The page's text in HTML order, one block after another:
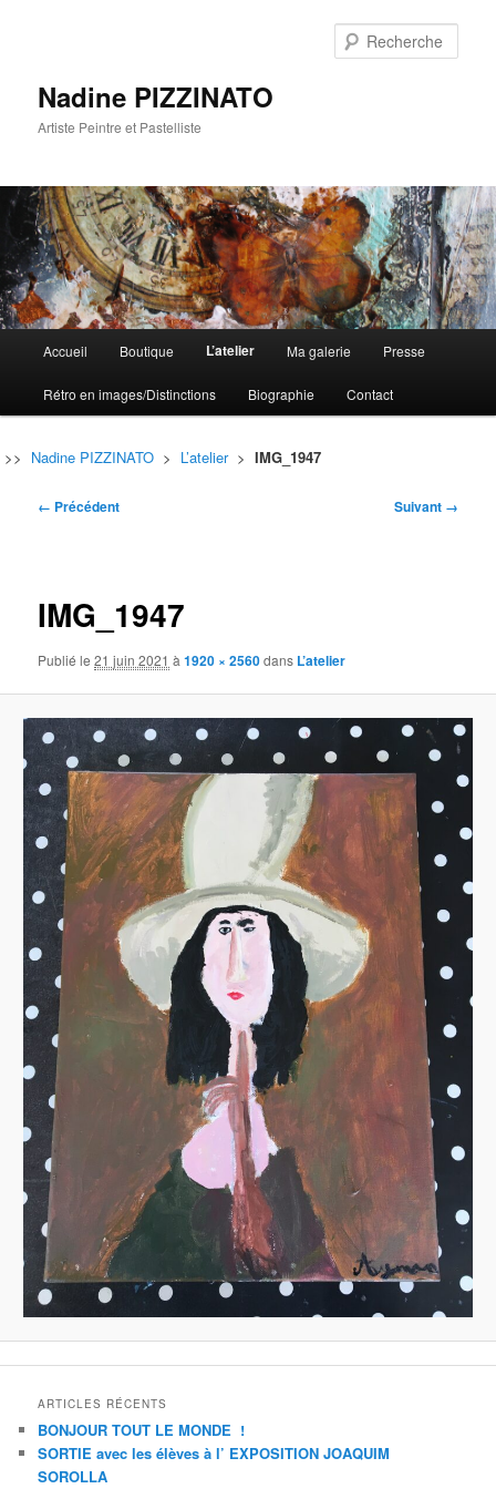
Nadine PIZZINATO
Artiste Peintre et Pastelliste
principal
Aller
au
contenu
principal
Aller
au
contenu
secondaire
Accueil Boutique L’atelier Ma galerie Presse
Rétro en images/Distinctions Biographie Contact
>> Nadine PIZZINATO > L’atelier> IMG_1947
Navigation
← Précédent Suivant →
IMG_1947
Publié le21 juin 2021 à1920 × 2560dans L’atelier
ARTICLES RÉCENTS
BONJOUR TOUT LE MONDE !
SORTIE avec les élèves à l’ EXPOSITION JOAQUIM
SOROLLA